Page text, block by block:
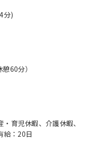
分)
60分）
育児休暇、介護休暇、
給：20日